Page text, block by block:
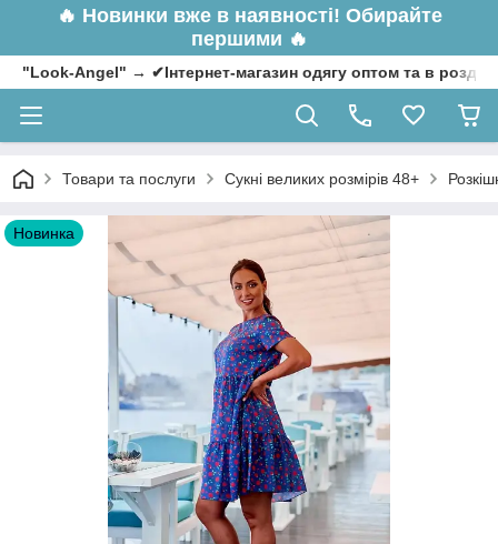
🔥 Новинки вже в наявності! Обирайте
першими 🔥
"Look-Angel" → ✔Інтернет-магазин одягу оптом та в
Товари та послуги Сукні великих розмірів 48+
Новинка